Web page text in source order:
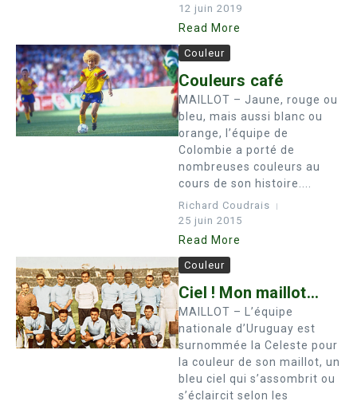
12 juin 2019
Read More
Couleur
Couleurs café
MAILLOT – Jaune, rouge ou
bleu, mais aussi blanc ou
orange, l’équipe de
Colombie a porté de
nombreuses couleurs au
cours de son histoire....
Richard Coudrais
25 juin 2015
Read More
Couleur
Ciel ! Mon maillot…
MAILLOT – L’équipe
nationale d’Uruguay est
surnommée la Celeste pour
la couleur de son maillot, un
bleu ciel qui s’assombrit ou
s’éclaircit selon les